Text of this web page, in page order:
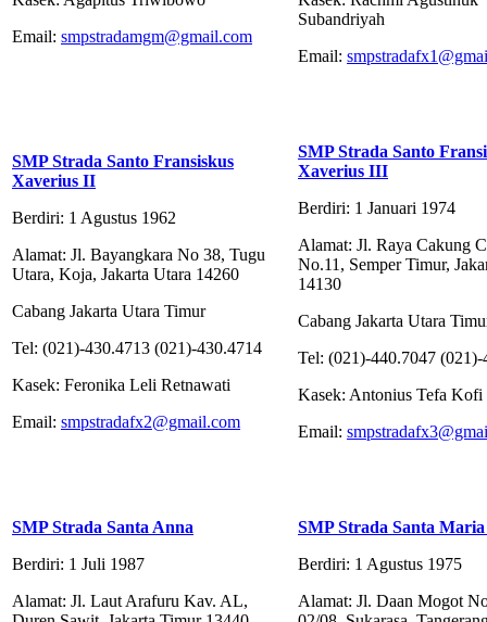
Email: smpstradamgm@gmail.com
Subandriyah
Email:
SMP Strada Santo Fransiskus
Xaverius II
Berdiri: 1 Agustus 1962
Alamat: Jl. Bayangkara No 38, Tugu
Utara, Koja, Jakarta Utara 14260
Cabang Jakarta Utara Timur
Tel: (021)-430.4713 (021)-430.4714
Kasek: Feronika Leli Retnawati
Email: smpstradafx2@gmail.com
SMP Strada Santo
Xaverius III
Berdiri: 1 Januari 1974
Alamat: Jl. Raya Cakung
No.11, Semper Timur,
14130
Cabang Jakarta Utara
Tel: (021)-440.7047 (021)-
Kasek: Antonius Tefa Kofi
Email:
SMP Strada Santa Anna
Berdiri: 1 Juli 1987
Alamat: Jl. Laut Arafuru Kav. AL,
SMP Strada Santa
Berdiri: 1 Agustus 1975
Alamat: Jl. Daan Mogot